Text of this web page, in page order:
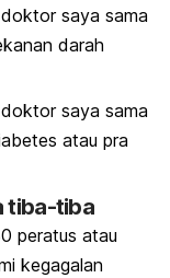
saya sama
darah
saya sama
atau pra
tiba-tiba
peratus atau
kegagalan